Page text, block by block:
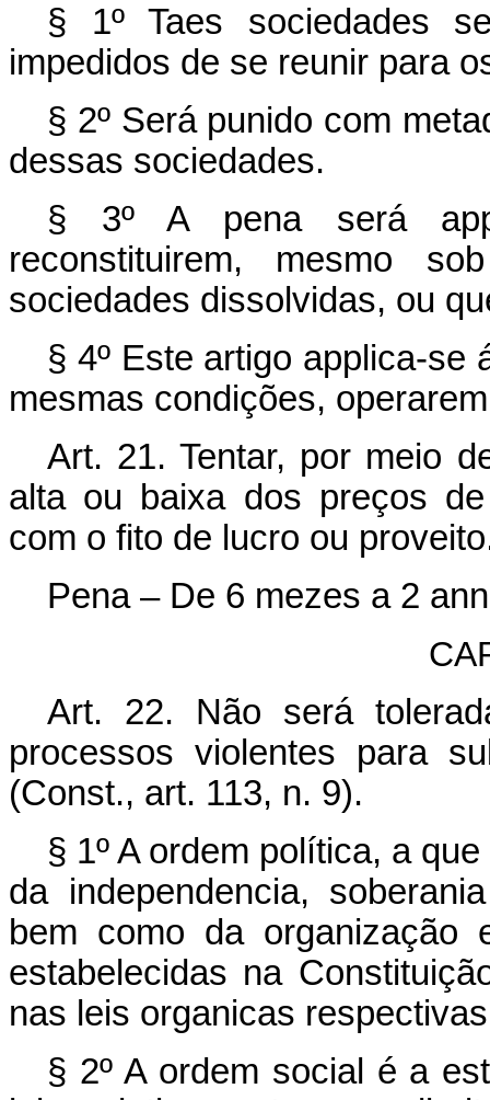
§ 1º Taes sociedades
impedidos de se reunir para
§ 2º Será punido com
dessas sociedades.
§ 3º A pena será
reconstituirem, mesmo
sociedades dissolvidas, ou
§ 4º Este artigo applica-se
mesmas condições,
Art. 21. Tentar, por meio
alta ou baixa dos preços
com o fito de lucro ou
Pena – De 6 mezes a 2
Art. 22. Não será
processos violentes para
(Const., art. 113, n. 9).
§ 1º A ordem política, a
da independencia,
bem como da organização
estabelecidas na
nas leis organicas
§ 2º A ordem social é a